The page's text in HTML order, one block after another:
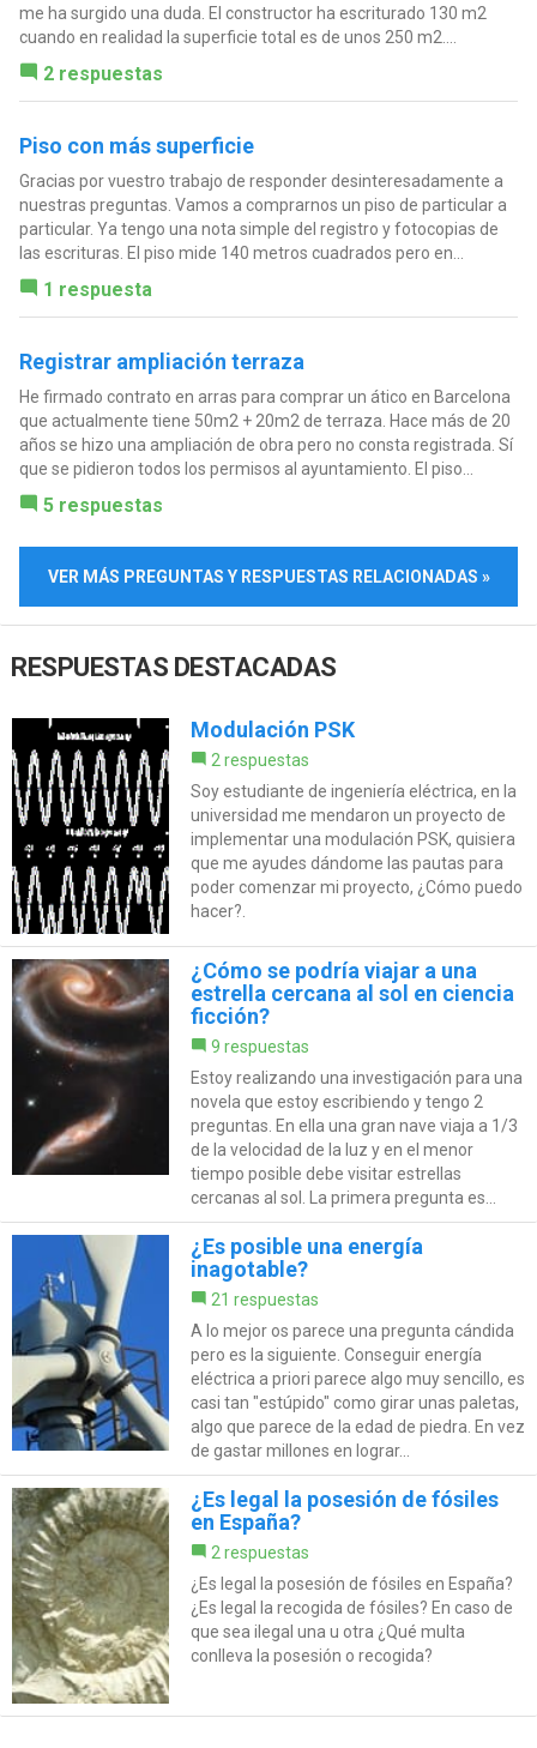
me ha surgido una duda. El constructor ha escriturado 130 m2
cuando en realidad la superficie total es de unos 250 m2....
2 respuestas
Piso con más superficie
Gracias por vuestro trabajo de responder desinteresadamente a
nuestras preguntas. Vamos a comprarnos un piso de particular a
particular. Ya tengo una nota simple del registro y fotocopias de
las escrituras. El piso mide 140 metros cuadrados pero en...
1 respuesta
Registrar ampliación terraza
He firmado contrato en arras para comprar un ático en Barcelona
que actualmente tiene 50m2 + 20m2 de terraza. Hace más de 20
años se hizo una ampliación de obra pero no consta registrada. Sí
que se pidieron todos los permisos al ayuntamiento. El piso...
5 respuestas
VER MÁS PREGUNTAS Y RESPUESTAS RELACIONADAS »
RESPUESTAS DESTACADAS
Modulación PSK
2 respuestas
Soy estudiante de ingeniería eléctrica, en la
universidad me mendaron un proyecto de
implementar una modulación PSK, quisiera
que me ayudes dándome las pautas para
poder comenzar mi proyecto, ¿Cómo puedo
hacer?.
¿Cómo se podría viajar a una
estrella cercana al sol en ciencia
ficción?
9 respuestas
Estoy realizando una investigación para una
novela que estoy escribiendo y tengo 2
preguntas. En ella una gran nave viaja a 1/3
de la velocidad de la luz y en el menor
tiempo posible debe visitar estrellas
cercanas al sol. La primera pregunta es...
¿Es posible una energía
inagotable?
21 respuestas
A lo mejor os parece una pregunta cándida
pero es la siguiente. Conseguir energía
eléctrica a priori parece algo muy sencillo, es
casi tan "estúpido" como girar unas paletas,
algo que parece de la edad de piedra. En vez
de gastar millones en lograr...
¿Es legal la posesión de fósiles
en España?
2 respuestas
¿Es legal la posesión de fósiles en España?
¿Es legal la recogida de fósiles? En caso de
que sea ilegal una u otra ¿Qué multa
conlleva la posesión o recogida?